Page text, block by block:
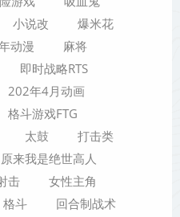
小说改
爆米花
动漫
麻将
即时战略RTS
202年4月动画
格斗游戏FTG
太鼓
打击类
原来我是绝世高人
击
女性主角
格斗
回合制战术